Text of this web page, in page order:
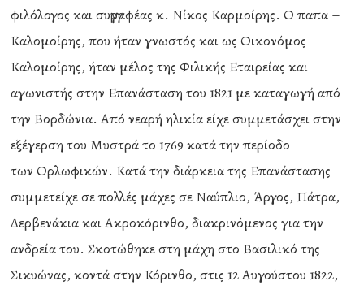
φιλόλογος και συγγραφέας κ. Νίκος Καρμοίρης. Ο παπα –
Καλομοίρης, που ήταν γνωστός και ως Οικονόμος
Καλομοίρης, ήταν μέλος της Φιλικής Εταιρείας και
αγωνιστής στην Επανάσταση του 1821 με καταγωγή από
την Βορδώνια. Από νεαρή ηλικία είχε συμμετάσχει στην
εξέγερση του Μυστρά το 1769 κατά την περίοδο
των Ορλωφικών. Κατά την διάρκεια της Επανάστασης
συμμετείχε σε πολλές μάχες σε Ναύπλιο, Άργος, Πάτρα,
Δερβενάκια και Ακροκόρινθο, διακρινόμενος για την
ανδρεία του. Σκοτώθηκε στη μάχη στο Βασιλικό της
Σικυώνας, κοντά στην Κόρινθο, στις 12 Αυγούστου 1822,